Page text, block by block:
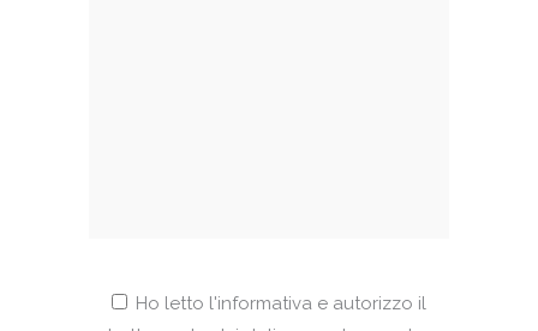
Ho letto l'informativa e autorizzo il